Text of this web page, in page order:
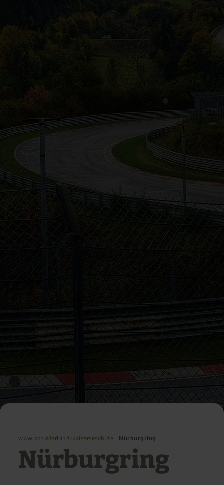
www.schieferland-kaisersesch.de Nürburgring
Nürburgring